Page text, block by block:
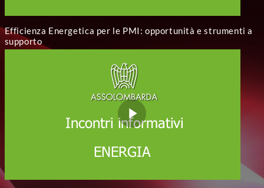
Efficienza Energetica per le PMI: opportunità e strumenti a
supporto